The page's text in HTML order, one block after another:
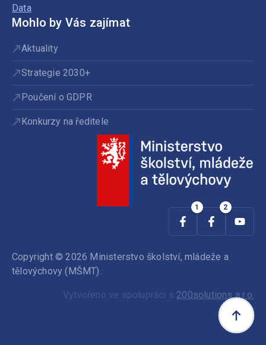
Data
Mohlo by Vás zajímat
Aktuality
Strategie 2030+
Poučení o GDPR
Konkurzy na ředitele
Copyright © 2026 Ministerstvo školství, mládeže a
tělovýchovy (MŠMT).
Vytvořeno ve spolupráci s 200solutions s.r.o.